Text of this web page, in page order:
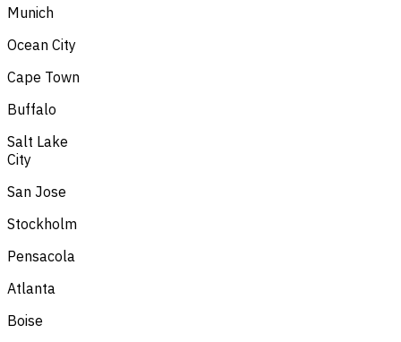
Munich
Ocean City
Cape Town
Buffalo
Salt Lake
City
San Jose
Stockholm
Pensacola
Atlanta
Boise